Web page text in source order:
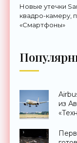
Новые утечки
квадро-камеру,
«Смартфоны»
из